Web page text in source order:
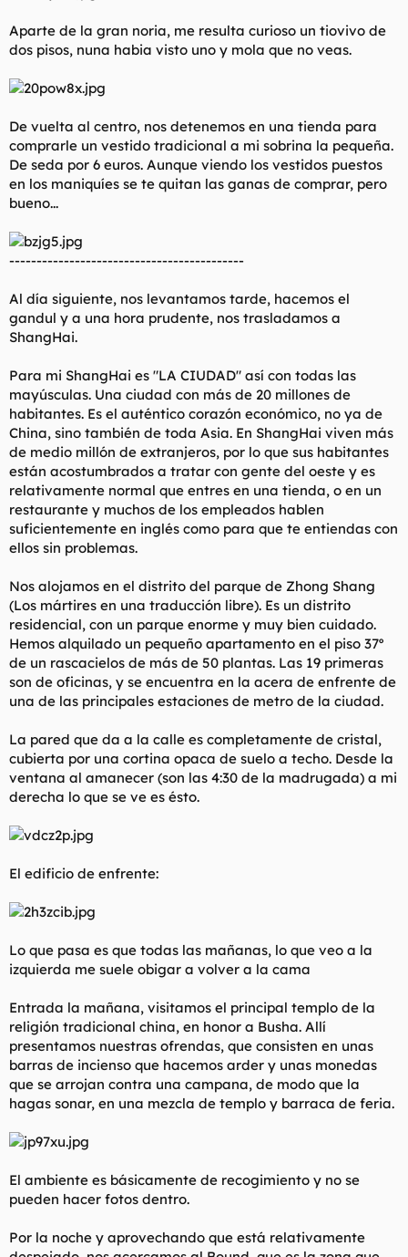
Aparte de la gran noria, me resulta curioso un tiovivo de
dos pisos, nuna habia visto uno y mola que no veas.
De vuelta al centro, nos detenemos en una tienda para
comprarle un vestido tradicional a mi sobrina la pequeña.
De seda por 6 euros. Aunque viendo los vestidos puestos
en los maniquíes se te quitan las ganas de comprar, pero
bueno...
-------------------------------------------
Al día siguiente, nos levantamos tarde, hacemos el
gandul y a una hora prudente, nos trasladamos a
ShangHai.
Para mi ShangHai es "LA CIUDAD" así con todas las
mayúsculas. Una ciudad con más de 20 millones de
habitantes. Es el auténtico corazón económico, no ya de
China, sino también de toda Asia. En ShangHai viven más
de medio millón de extranjeros, por lo que sus habitantes
están acostumbrados a tratar con gente del oeste y es
relativamente normal que entres en una tienda, o en un
restaurante y muchos de los empleados hablen
suficientemente en inglés como para que te entiendas con
ellos sin problemas.
Nos alojamos en el distrito del parque de Zhong Shang
(Los mártires en una traducción libre). Es un distrito
residencial, con un parque enorme y muy bien cuidado.
Hemos alquilado un pequeño apartamento en el piso 37º
de un rascacielos de más de 50 plantas. Las 19 primeras
son de oficinas, y se encuentra en la acera de enfrente de
una de las principales estaciones de metro de la ciudad.
La pared que da a la calle es completamente de cristal,
cubierta por una cortina opaca de suelo a techo. Desde la
ventana al amanecer (son las 4:30 de la madrugada) a mi
derecha lo que se ve es ésto.
El edificio de enfrente:
Lo que pasa es que todas las mañanas, lo que veo a la
izquierda me suele obigar a volver a la cama
Entrada la mañana, visitamos el principal templo de la
religión tradicional china, en honor a Busha. Allí
presentamos nuestras ofrendas, que consisten en unas
barras de incienso que hacemos arder y unas monedas
que se arrojan contra una campana, de modo que la
hagas sonar, en una mezcla de templo y barraca de feria.
El ambiente es básicamente de recogimiento y no se
pueden hacer fotos dentro.
Por la noche y aprovechando que está relativamente